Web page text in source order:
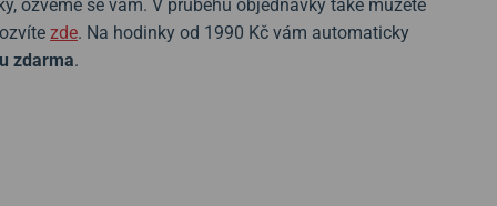
ozveme se vám. V průběhu objednávky také můžete
zde. Na hodinky od 1990 Kč vám automaticky
zdarma.